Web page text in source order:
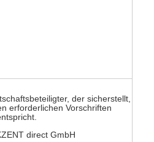
der sicherstellt,
erforderlichen Vorschriften
direct GmbH